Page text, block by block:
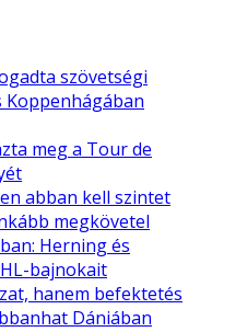
szövetségi
Koppenhágában
meg a Tour de
abban kell szintet
megkövetel
Herning és
bajnokait
hanem befektetés
Dániában